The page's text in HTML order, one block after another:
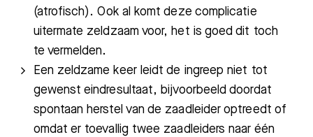
(atrofisch). Ook al komt deze complicatie
uitermate zeldzaam voor, het is goed dit toch
te vermelden.
Een zeldzame keer leidt de ingreep niet tot
gewenst eindresultaat, bijvoorbeeld doordat
spontaan herstel van de zaadleider optreedt of
omdat er toevallig twee zaadleiders naar één